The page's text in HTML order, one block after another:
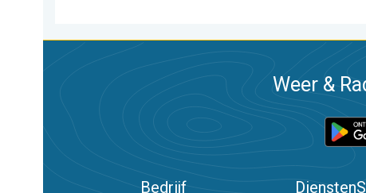
Weer &
Bedrijf Diensten